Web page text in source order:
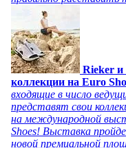
Rieker и
коллекции на Euro
входящие в число
представят свои
на международной
Shoes! Выставка
новой премиальной